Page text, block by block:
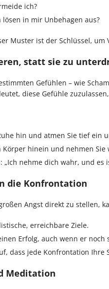
ich?
in mir Unbehagen aus?
Muster ist der Schlüssel,
statt sie zu
Gefühlen – wie
diese Gefühle
hin und atmen Sie tief ein
Körper hinein und nehmen Sie
„Ich nehme dich wahr, und es
die Konfrontation
Angst direkt zu stellen,
erreichbare Ziele.
Erfolg, auch wenn er noch
dass jede Konfrontation Ihre
Meditation